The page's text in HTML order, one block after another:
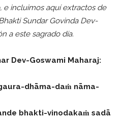
e incluimos aquí extractos de
Sundar Govinda Dev-
a este sagrado día.
Dev-Goswami Maharaj:
dhāma-daṁ nāma-
bhakti-vinodakaṁ sadā